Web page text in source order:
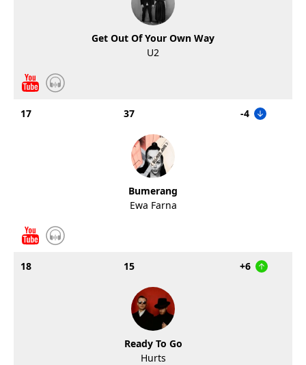
Get Out Of Your Own Way
U2
17 37 -4
Bumerang
Ewa Farna
18 15 +6
Ready To Go
Hurts